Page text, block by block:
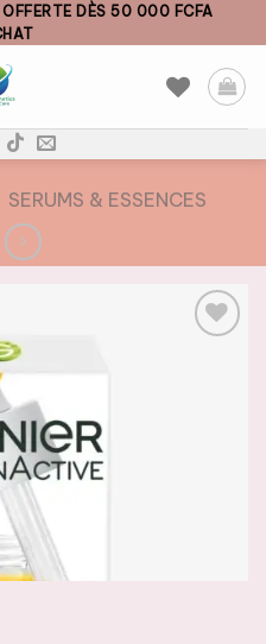
DÈS 50 000 FCFA
SERUMS & ESSENCES